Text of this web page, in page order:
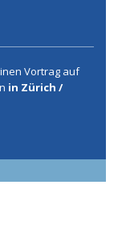
Vortrag auf
in Zürich /